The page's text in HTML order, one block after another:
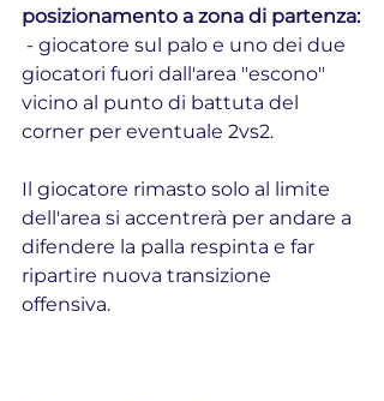
posizionamento a zona di partenza:
giocatori fuori dall'area "escono"
vicino al punto di battuta del
corner per eventuale 2vs2.
Il giocatore rimasto solo al limite
dell'area si accentrerà per andare a
difendere la palla respinta e far
ripartire nuova transizione
offensiva.